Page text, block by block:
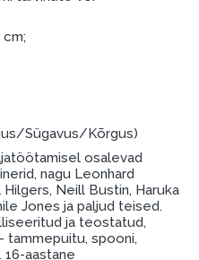
vormistamiseks on
eID, eParaksts eID
ainult see isik,
saamise lepingus.
palun tutvuge
, samuti
Sügavus/Kõrgus)
osalevad
nagu Leonhard
Neill Bustin, Haruka
Jones ja paljud teised.
ja teostatud,
tammepuitu, spooni,
16-aastane